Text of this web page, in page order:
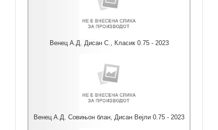
Венец А.Д. Дисан С., Класик 0.75 - 2023
Венец А.Д. Совињон блан, Дисан Вејли 0.75 - 2023